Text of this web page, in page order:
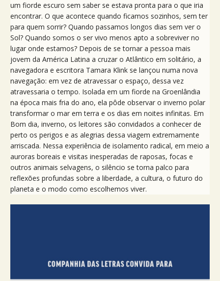
um fiorde escuro sem saber se estava pronta para o que iria
encontrar. O que acontece quando ficamos sozinhos, sem ter
para quem sorrir? Quando passamos longos dias sem ver o
Sol? Quando somos o ser vivo menos apto a sobreviver no
lugar onde estamos? Depois de se tornar a pessoa mais
jovem da América Latina a cruzar o Atlântico em solitário, a
navegadora e escritora Tamara Klink se lançou numa nova
navegação: em vez de atravessar o espaço, dessa vez
atravessaria o tempo. Isolada em um fiorde na Groenlândia
na época mais fria do ano, ela pôde observar o inverno polar
transformar o mar em terra e os dias em noites infinitas. Em
Bom dia, inverno, os leitores são convidados a conhecer de
perto os perigos e as alegrias dessa viagem extremamente
arriscada. Nessa experiência de isolamento radical, em meio a
auroras boreais e visitas inesperadas de raposas, focas e
outros animais selvagens, o silêncio se torna palco para
reflexões profundas sobre a liberdade, a cultura, o futuro do
planeta e o modo como escolhemos viver.